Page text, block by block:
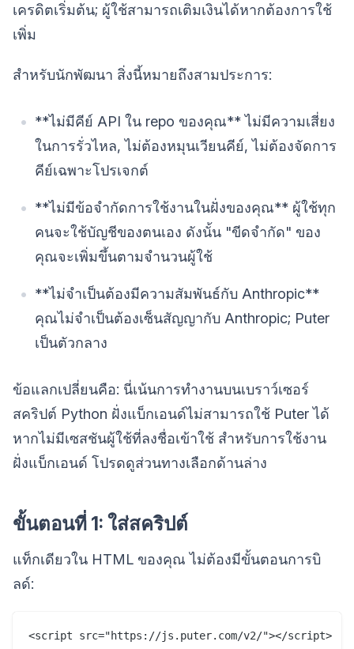
เครดิตเริ่มต้น; ผู้ใช้สามารถเติมเงินได้หากต้องการใช้
เพิ่ม
สำหรับนักพัฒนา สิ่งนี้หมายถึงสามประการ:
**ไม่มีคีย์ API ใน repo ของคุณ** ไม่มีความเสี่ยง
ในการรั่วไหล, ไม่ต้องหมุนเวียนคีย์, ไม่ต้องจัดการ
คีย์เฉพาะโปรเจกต์
**ไม่มีข้อจำกัดการใช้งานในฝั่งของคุณ** ผู้ใช้ทุก
คนจะใช้บัญชีของตนเอง ดังนั้น "ขีดจำกัด" ของ
คุณจะเพิ่มขึ้นตามจำนวนผู้ใช้
**ไม่จำเป็นต้องมีความสัมพันธ์กับ Anthropic**
คุณไม่จำเป็นต้องเซ็นสัญญากับ Anthropic; Puter
เป็นตัวกลาง
ข้อแลกเปลี่ยนคือ: นี่เน้นการทำงานบนเบราว์เซอร์
สคริปต์ Python ฝั่งแบ็กเอนด์ไม่สามารถใช้ Puter ได้
หากไม่มีเซสชันผู้ใช้ที่ลงชื่อเข้าใช้ สำหรับการใช้งาน
ฝั่งแบ็กเอนด์ โปรดดูส่วนทางเลือกด้านล่าง
ขั้นตอนที่ 1: ใส่สคริปต์
แท็กเดียวใน HTML ของคุณ ไม่ต้องมีขั้นตอนการบิ
ลด์: